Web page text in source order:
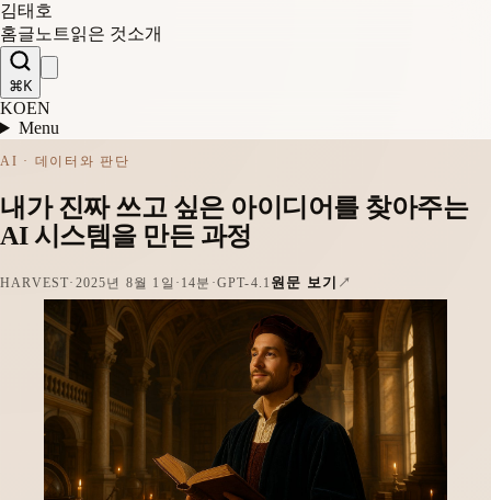
김태호
홈글 노트읽은 것소개
⌘K
KOEN
Menu
AI · 데이터와 판단
내가 진짜 쓰고 싶은 아이디어를 찾아주는
AI 시스템을 만든 과정
HARVEST· 2025년 8월 1일 · 14분 ·GPT-4.1 원문 보기